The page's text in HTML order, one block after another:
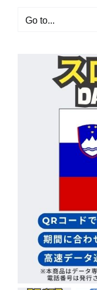
Go to...